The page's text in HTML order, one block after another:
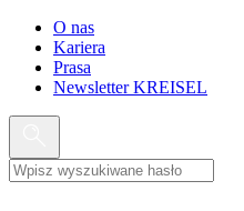
O nas
Kariera
Prasa
Newsletter KREISEL